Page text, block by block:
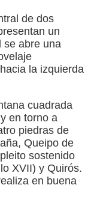
de dos
un
se abre una
la izquierda
cuadrada
en torno a
piedras de
Queipo de
sostenido
XVII) y Quirós.
en buena